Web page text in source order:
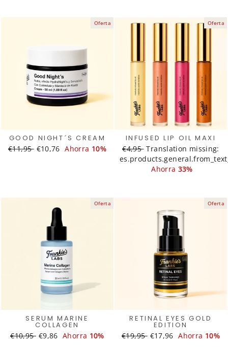
Oferta
GOOD NIGHT´S CREAM
Translation
€11,95 Translation
€10,76 Ahorra 10%
Oferta
INFUSED LIP OIL MAXI
Translation
missing:
€4,95 Translation
missing:
Translation missing:
Ahorra 33%
Oferta
SERUM MARINE
COLLAGEN
Translation
€10,95 Translation
€9,86 Ahorra 10%
Oferta
RETINAL EYES GOLD
EDITION
Translation
€19,95 Translation
€17,96 Ahorra 10%